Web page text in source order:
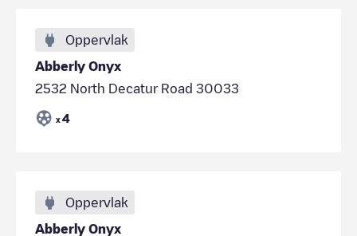
Oppervlak
Abberly Onyx
2532 North Decatur Road 30033
x 4
Oppervlak
Abberly Onyx